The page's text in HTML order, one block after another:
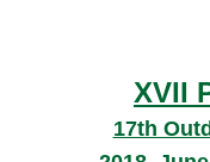
XVII
17th